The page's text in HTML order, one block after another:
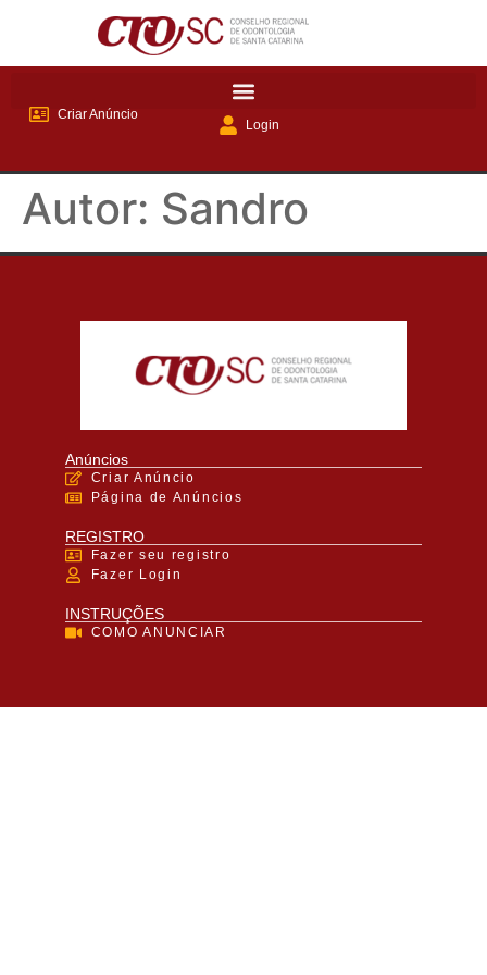
Criar Anúncio
Login
Autor: Sandro
Anúncios
Criar Anúncio
Página de Anúncios
REGISTRO
Fazer seu registro
Fazer Login
INSTRUÇÕES
COMO ANUNCIAR